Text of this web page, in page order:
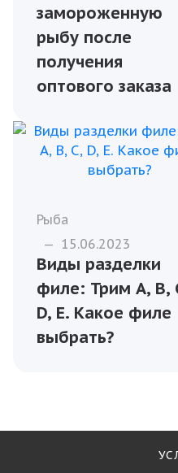
замороженную
рыбу после
получения
оптового заказа
Рыба
— 15.06.2023
Виды разделки
филе: Трим A, B,
D, E. Какое филе
выбрать?